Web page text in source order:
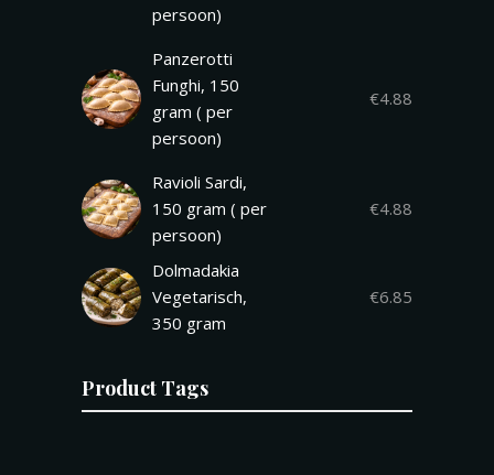
persoon)
Panzerotti
Funghi, 150
gram ( per
persoon)
€4.88
Ravioli Sardi,
150 gram ( per
persoon)
€4.88
Dolmadakia
Vegetarisch,
350 gram
€6.85
Product Tags